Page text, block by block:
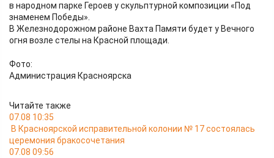
в народном парке Героев у скульптурной композиции «Под
знаменем Победы».
В Железнодорожном районе Вахта Памяти будет у Вечного
огня возле стелы на Красной площади.
Фото:
Администрация Красноярска
Читайте также
07.08 10:35
В Красноярской исправительной колонии № 17 состоялась
церемония бракосочетания
07.08 09:56